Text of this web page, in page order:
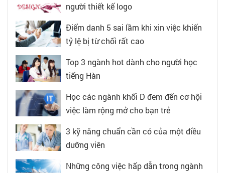
người thiết kế logo
Điểm danh 5 sai lầm khi xin việc khiến
tỷ lệ bị từ chối rất cao
Top 3 ngành hot dành cho người học
tiếng Hàn
Học các ngành khối D đem đến cơ hội
việc làm rộng mở cho bạn trẻ
3 kỹ năng chuẩn cần có của một điều
dưỡng viên
Những công việc hấp dẫn trong ngành